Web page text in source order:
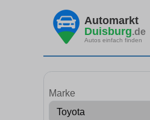
Automarkt
Duisburg.de
Autos einfach finden
Marke